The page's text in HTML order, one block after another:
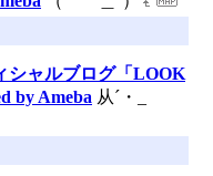
シャルブログ「LOOK
by Ameba 从´・_